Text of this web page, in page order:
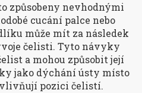
způsobeny nevhodnými
cucání palce nebo
může mít za následek
čelisti. Tyto návyky
a mohou způsobit její
jako dýchání ústy místo
pozici čelistí.